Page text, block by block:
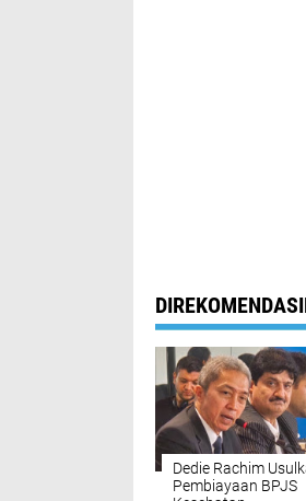
Dedie Rachim
Pembiayaan BPJS